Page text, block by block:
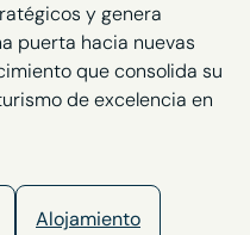
y genera
puerta hacia nuevas
que consolida su
de excelencia en
Alojamiento